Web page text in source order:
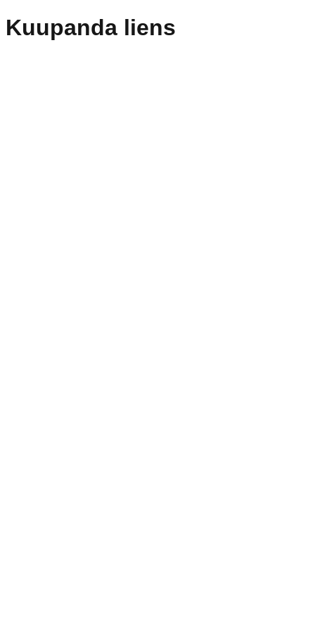
Kuupanda liens